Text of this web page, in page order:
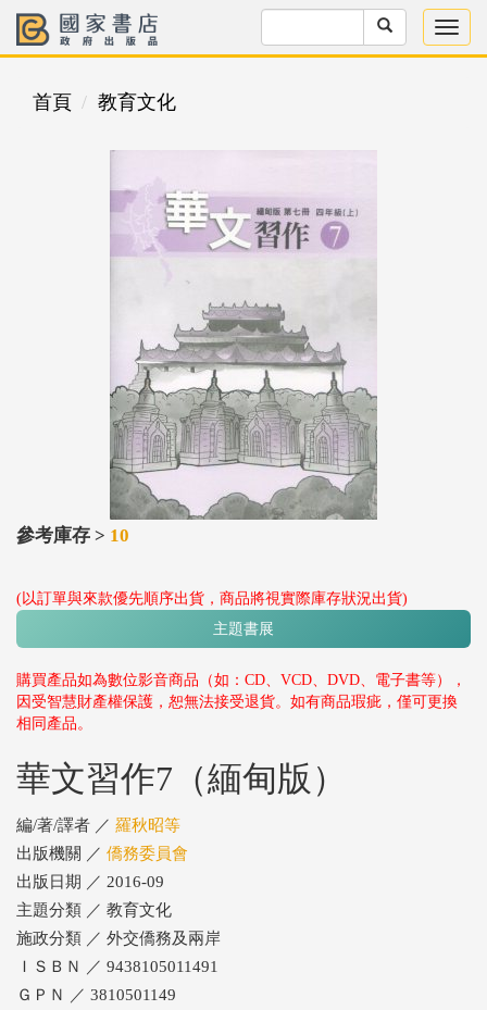
首頁 教育文化
參考庫存 > 10
(以訂單與來款優先順序出貨，商品將視實際庫存狀況出貨)
主題書展
購買產品如為數位影音商品（如：CD、VCD、DVD、電子書等），
因受智慧財產權保護，恕無法接受退貨。如有商品瑕疵，僅可更換
相同產品。
華文習作7（緬甸版）
編/著/譯者 ／ 羅秋昭等
出版機關 ／ 僑務委員會
出版日期 ／ 2016-09
主題分類 ／ 教育文化
施政分類 ／ 外交僑務及兩岸
ＩＳＢＮ ／ 9438105011491
ＧＰＮ ／ 3810501149